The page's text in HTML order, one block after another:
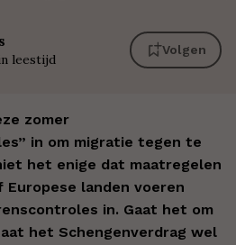
leestijd
Volgen
zomer
in om migratie tegen te
het enige dat maatregelen
landen voeren
in. Gaat het om
het Schengenverdrag wel